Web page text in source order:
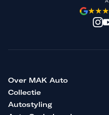
★★★
Over MAK Auto
Collectie
Autostyling